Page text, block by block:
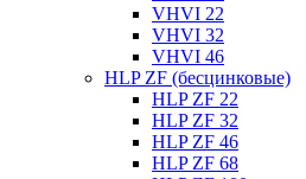
VHVI 22
VHVI 32
VHVI 46
HLP ZF (бесцинковые)
HLP ZF 22
HLP ZF 32
HLP ZF 46
HLP ZF 68